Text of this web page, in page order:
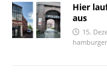
Hier
aus
15.